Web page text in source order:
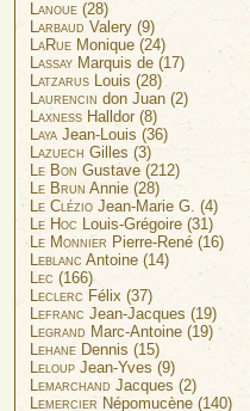
Lanoue (28)
Larbaud Valery (9)
LaRue Monique (24)
Lassay Marquis de (17)
Latzarus Louis (28)
Laurencin don Juan (2)
Laxness Halldor (8)
Laya Jean-Louis (36)
Lazuech Gilles (3)
Le Bon Gustave (212)
Le Brun Annie (28)
Le Clézio Jean-Marie G. (4)
Le Hoc Louis-Grégoire (31)
Le Monnier Pierre-René (16)
Leblanc Antoine (14)
Lec (166)
Leclerc Félix (37)
Lefranc Jean-Jacques (19)
Legrand Marc-Antoine (19)
Lehane Dennis (15)
Leloup Jean-Yves (9)
Lemarchand Jacques (2)
Lemercier Népomucène (140)